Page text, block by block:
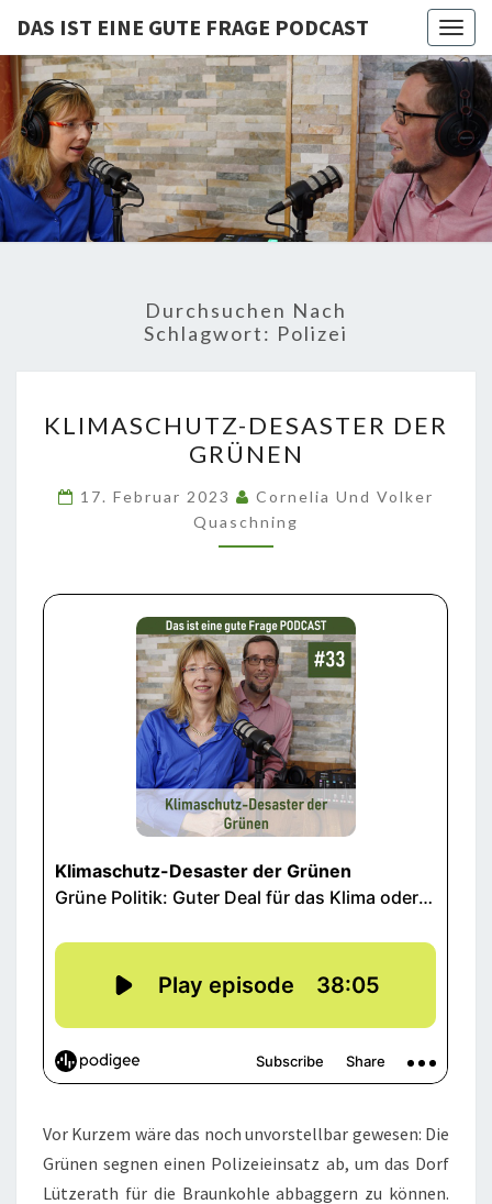
DAS IST EINE GUTE FRAGE PODCAST
DAS IST
EINE
GUTE
FRAGE
PODCAST
Von Cornelia Und
Volker
Quaschning – Der
Podcast Zur
Klimakrise Und
Energierevolution
Energiewende-
Fakten Und
Hintergründe
Durchsuchen Nach
Schlagwort: Polizei
DESASTER
DER
GRÜNEN
KLIMASCHUTZ-DESASTER DER
GRÜNEN
17. Februar 2023
Cornelia Und Volker
Quaschning
Vor Kurzem wäre das noch unvorstellbar gewesen: Die
Grünen segnen einen Polizeieinsatz ab, um das Dorf
Lützerath für die Braunkohle abbaggern zu können.